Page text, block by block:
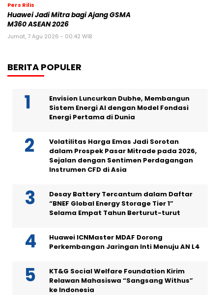
Pers Rilis
Huawei Jadi Mitra bagi Ajang GSMA
M360 ASEAN 2026
Jumat, 7 Agu 2026 - 00:42 WIB
BERITA POPULER
Envision Luncurkan Dubhe, Membangun
Sistem Energi AI dengan Model Fondasi
Energi Pertama di Dunia
Volatilitas Harga Emas Jadi Sorotan
dalam Prospek Pasar Mitrade pada 2026,
Sejalan dengan Sentimen Perdagangan
Instrumen CFD di Asia
Desay Battery Tercantum dalam Daftar
“BNEF Global Energy Storage Tier 1”
Selama Empat Tahun Berturut-turut
Huawei ICNMaster MDAF Dorong
Perkembangan Jaringan Inti Menuju AN L4
KT&G Social Welfare Foundation Kirim
Relawan Mahasiswa “Sangsang Withus”
ke Indonesia